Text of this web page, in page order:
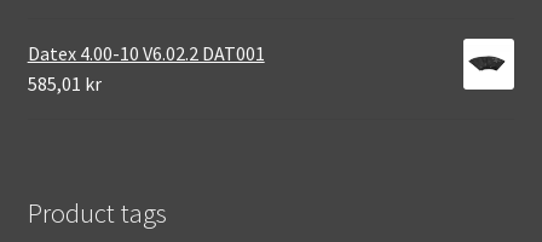
Datex 4.00-10 V6.02.2 DAT001
585,01 kr
Product tags